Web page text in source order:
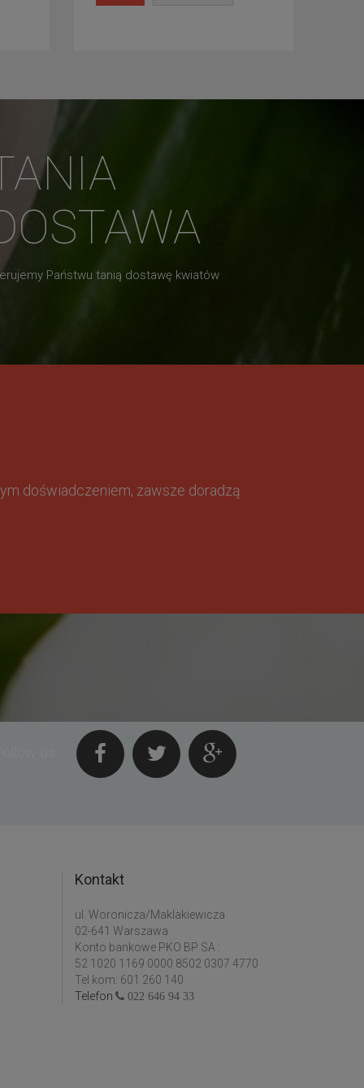
Państwu tanią dostawę kwiatów
doświadczeniem, zawsze doradzą
Kontakt
ul. Woronicza/Maklakiewicza
02-641 Warszawa
Konto bankowe PKO BP SA :
52 1020 1169 0000 8502 0307 4770
Tel kom: 601 260 140
Telefon
022 646 94 33